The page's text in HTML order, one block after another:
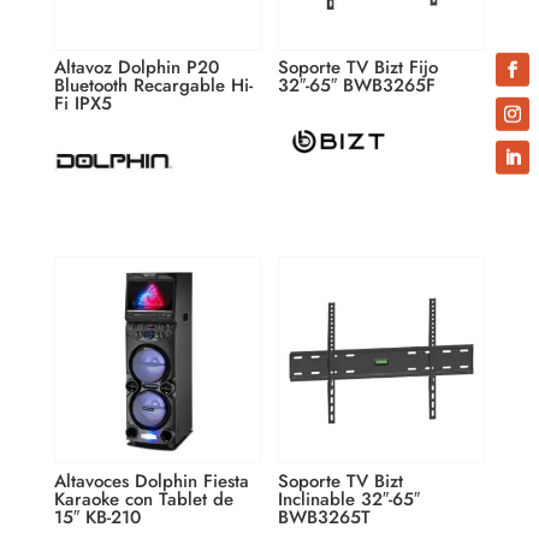
Altavoz Dolphin P20
Bluetooth Recargable Hi-
Fi IPX5
Soporte TV Bizt Fijo
32″-65″ BWB3265F
Altavoces Dolphin Fiesta
Karaoke con Tablet de
15″ KB-210
Soporte TV Bizt
Inclinable 32″-65″
BWB3265T